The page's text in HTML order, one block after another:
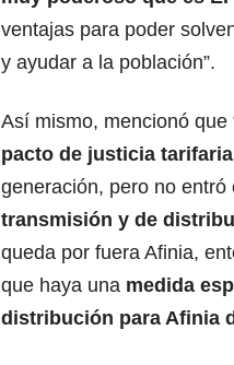
ventajas para poder
y ayudar a la población”.
Así mismo, mencionó que
pacto de justicia tarifaria
generación, pero no
transmisión y de
queda por fuera Afinia,
que haya una medida
distribución para Afinia